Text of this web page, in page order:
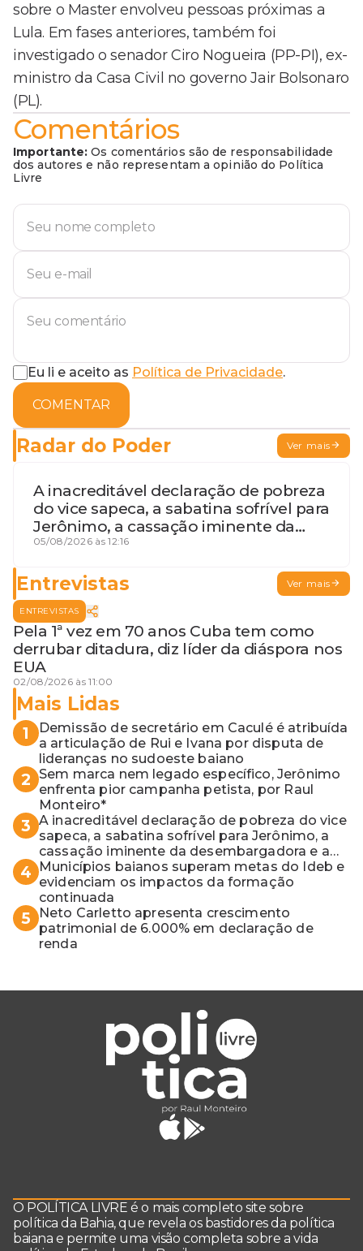
sobre o Master envolveu pessoas próximas a
Lula. Em fases anteriores, também foi
investigado o senador Ciro Nogueira (PP-PI), ex-
ministro da Casa Civil no governo Jair Bolsonaro
(PL).
Comentários
Importante: Os comentários são de responsabilidade
dos autores e não representam a opinião do Política
Livre
Eu li e aceito as Política de Privacidade.
COMENTAR
Radar do Poder Ver mais
A inacreditável declaração de pobreza
do vice sapeca, a sabatina sofrível para
Jerônimo, a cassação iminente da
desembargadora e a vaga do Quinto
05/08/2026 às 12:16
Entrevistas Ver mais
ENTREVISTAS
Pela 1ª vez em 70 anos Cuba tem como
derrubar ditadura, diz líder da diáspora nos
EUA
02/08/2026 às 11:00
Mais Lidas
1
Demissão de secretário em Caculé é atribuída
a articulação de Rui e Ivana por disputa de
lideranças no sudoeste baiano
2
Sem marca nem legado específico, Jerônimo
enfrenta pior campanha petista, por Raul
Monteiro*
3 A inacreditável declaração de pobreza do vice
sapeca, a sabatina sofrível para Jerônimo, a
cassação iminente da desembargadora e a
vaga do Quinto para o MP baiano
4
Municípios baianos superam metas do Ideb e
evidenciam os impactos da formação
continuada
5
Neto Carletto apresenta crescimento
patrimonial de 6.000% em declaração de
renda
O POLÍTICA LIVRE é o mais completo site sobre
política da Bahia, que revela os bastidores da política
baiana e permite uma visão completa sobre a vida